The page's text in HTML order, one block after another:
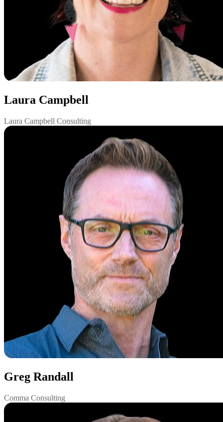
Laura Campbell
Laura Campbell Consulting
Greg Randall
Comma Consulting